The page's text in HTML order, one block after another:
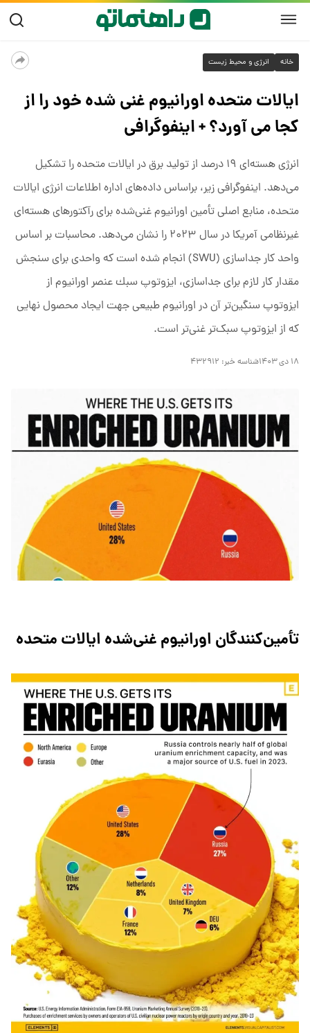
خانه انرژی و محیط زیست
ایالات متحده اورانیوم غنی شده خود را از
کجا می آورد؟ + اینفوگرافی
انرژی هسته‌ای ۱۹ درصد از تولید برق در ایالات متحده را تشکیل
می‌دهد. اینفوگرافی زیر، براساس داده‌های اداره اطلاعات انرژی ایالات
متحده، منابع اصلی تأمین اورانیوم غنی‌شده برای رآکتورهای هسته‌ای
غیرنظامی آمریکا در سال ۲۰۲۳ را نشان می‌دهد. محاسبات بر اساس
واحد کار جداسازی (SWU) انجام شده است که واحدی برای ﺳﻨﺠﺶ
ﻣﻘﺪار ﻛﺎر ﻻزم ﺑﺮای ﺟﺪاﺳﺎزی، اﻳﺰوﺗﻮپ ﺳﺒﻚ ﻋﻨﺼﺮ اوراﻧﯿﻮم از
اﻳﺰوﺗﻮپ ﺳﻨﮕﯿﻦ‌ﺗﺮ آن در اوراﻧﯿﻮم طبیعی جهت اﻳﺠﺎد ﻣﺤﺼﻮل نهایی
ﻛﻪ از اﻳﺰوﺗﻮپ سبکﺗﺮ غنیﺗﺮ اﺳﺖ.
۱۸ دی ۱۴۰۳ شناسه خبر: ۴۳۲۹۱۲
تأمین‌کنندگان اورانیوم غنی‌شده ایالات متحده